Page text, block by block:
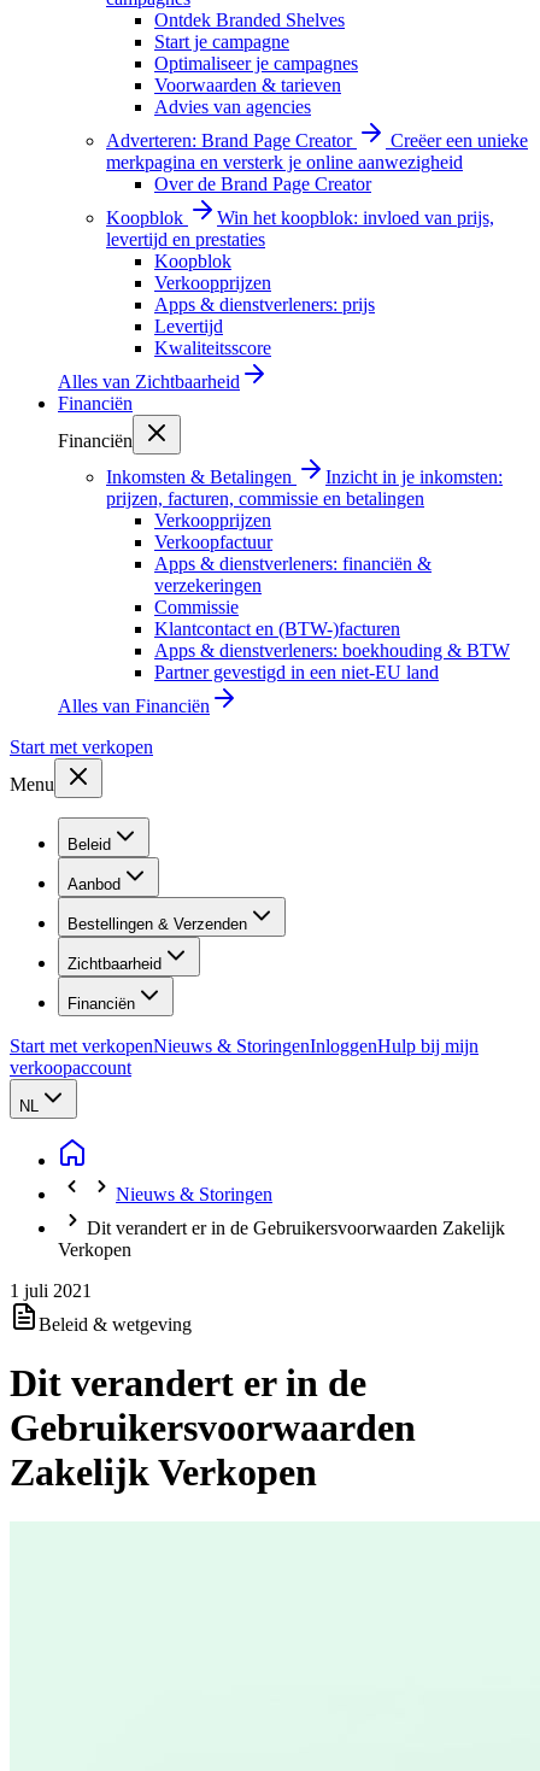
Ontdek Branded Shelves
Start je campagne
Optimaliseer je campagnes
Voorwaarden & tarieven
Advies van agencies
Adverteren: Brand Page Creator
Creëer een unieke
merkpagina en versterk je online aanwezigheid
Over de Brand Page Creator
Koopblok
Win het koopblok: invloed van prijs,
levertijd en prestaties
Koopblok
Verkoopprijzen
Apps & dienstverleners: prijs
Levertijd
Kwaliteitsscore
Alles van Zichtbaarheid
Financiën
Financiën
Inkomsten & Betalingen
Inzicht in je inkomsten:
prijzen, facturen, commissie en betalingen
Verkoopprijzen
Verkoopfactuur
Apps & dienstverleners: financiën &
verzekeringen
Commissie
Klantcontact en (BTW-)facturen
Apps & dienstverleners: boekhouding & BTW
Partner gevestigd in een niet-EU land
Alles van Financiën
Start met verkopen
Menu
Beleid
Aanbod
Bestellingen & Verzenden
Zichtbaarheid
Financiën
Start met verkopenNieuws & StoringenInloggenHulp bij mijn
verkoopaccount
NL
Nieuws & Storingen
Dit verandert er in de Gebruikersvoorwaarden Zakelijk
Verkopen
1 juli 2021
Beleid & wetgeving
Dit verandert er in de
Gebruikersvoorwaarden
Zakelijk Verkopen